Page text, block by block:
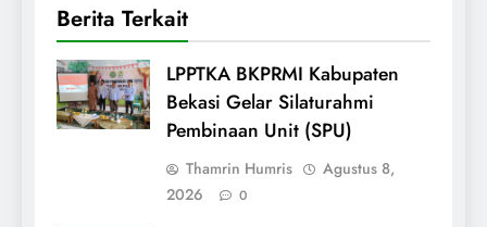
Berita Terkait
LPPTKA BKPRMI Kabupaten
Bekasi Gelar Silaturahmi
Pembinaan Unit (SPU)
Thamrin Humris
Agustus 8,
2026
0